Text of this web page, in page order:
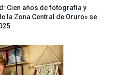
Cien años de fotografía y
la Zona Central de Oruro» se